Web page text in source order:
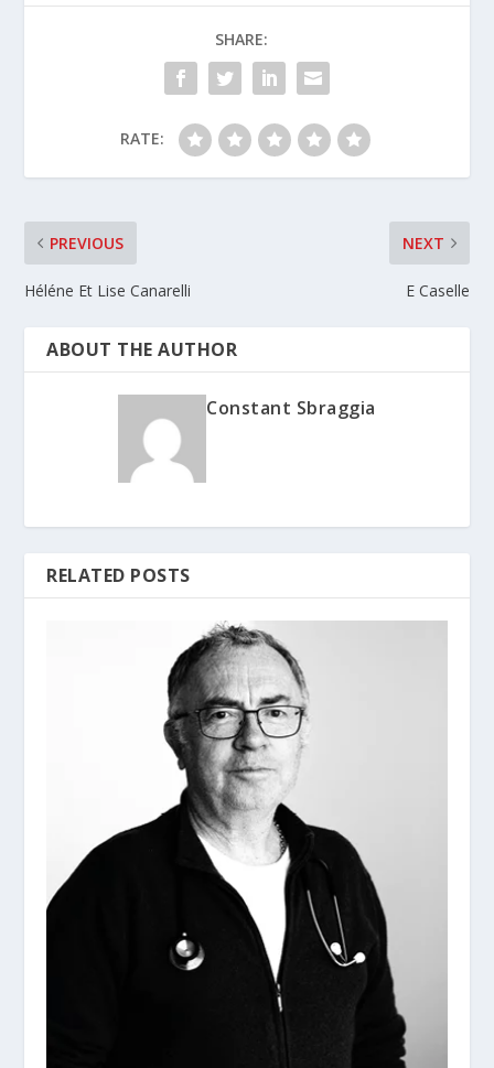
SHARE:
RATE:
PREVIOUS
Héléne Et Lise Canarelli
NEXT
E Caselle
ABOUT THE AUTHOR
Constant Sbraggia
RELATED POSTS